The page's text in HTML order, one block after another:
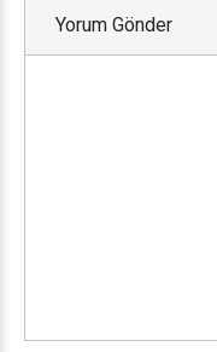
Yorum Gönder